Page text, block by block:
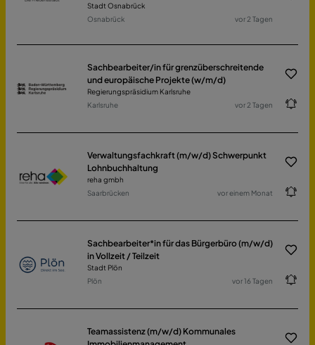
Stadt Osnabrück
Osnabrück
vor 2 Tagen
Sachbearbeiter/in für grenzüberschreitende
und europäische Projekte (w/m/d)
Regierungspräsidium Karlsruhe
Karlsruhe
vor 2 Tagen
Verwaltungsfachkraft (m/w/d) Schwerpunkt
Lohnbuchhaltung
reha gmbh
Saarbrücken
vor einem Monat
Sachbearbeiter*in für das Bürgerbüro (m/w/d)
in Vollzeit / Teilzeit
Stadt Plön
Plön
vor 16 Tagen
Teamassistenz (m/w/d) Kommunales